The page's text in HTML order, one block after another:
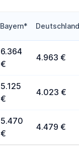
Bayern*
6.364
€
4.963 €
5.125
€
4.023 €
5.470
€
4.479 €